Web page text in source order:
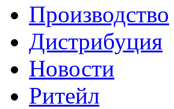
Производство
Дистрибуция
Новости
Ритейл